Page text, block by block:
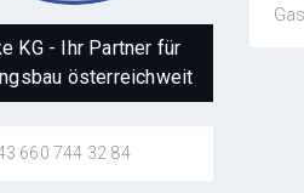
KG - Ihr Partner für
österreichweit
660 744 32 84